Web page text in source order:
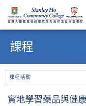
始
課程
課程活動
實地學習藥品與健